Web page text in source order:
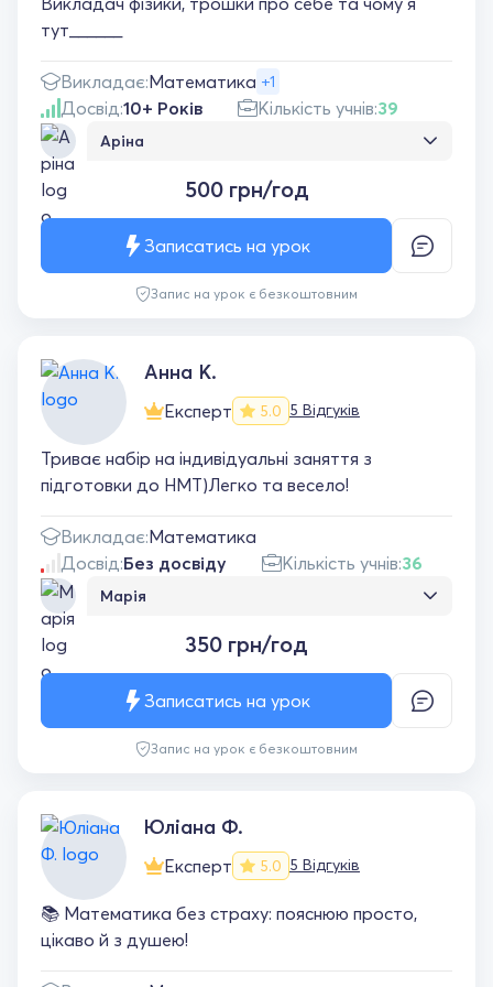
почало займати вдвічі менше часу. Дитина
Сподіваюся і на подальші результативні
заняття. P.S. якщо гарно дитина працює на
завдання не має. Для моєї Соломійки це
тут______
Викладає:Математика +1
Досвід:10+ Років Кількість учнів:39
Аріна
працюватимемо500 грн/год
Запис на урок є безкоштовним
Записатись на урок
Анна К.
Експерт 5.0 5 Відгуків
Триває набір на індивідуальні заняття з
підготовки до НМТ)Легко та весело!
Викладає:Математика
Досвід:Без досвіду Кількість учнів:36
Марія
викладач завжди на зв'язку, дружня
подобається займатися з Анною, тепер
математика не викликає паніки :)
350 грн/год
Запис на урок є безкоштовним
Записатись на урок
Юліана Ф.
Експерт 5.0 5 Відгуків
📚 Математика без страху: пояснюю просто,
цікаво й з душею!